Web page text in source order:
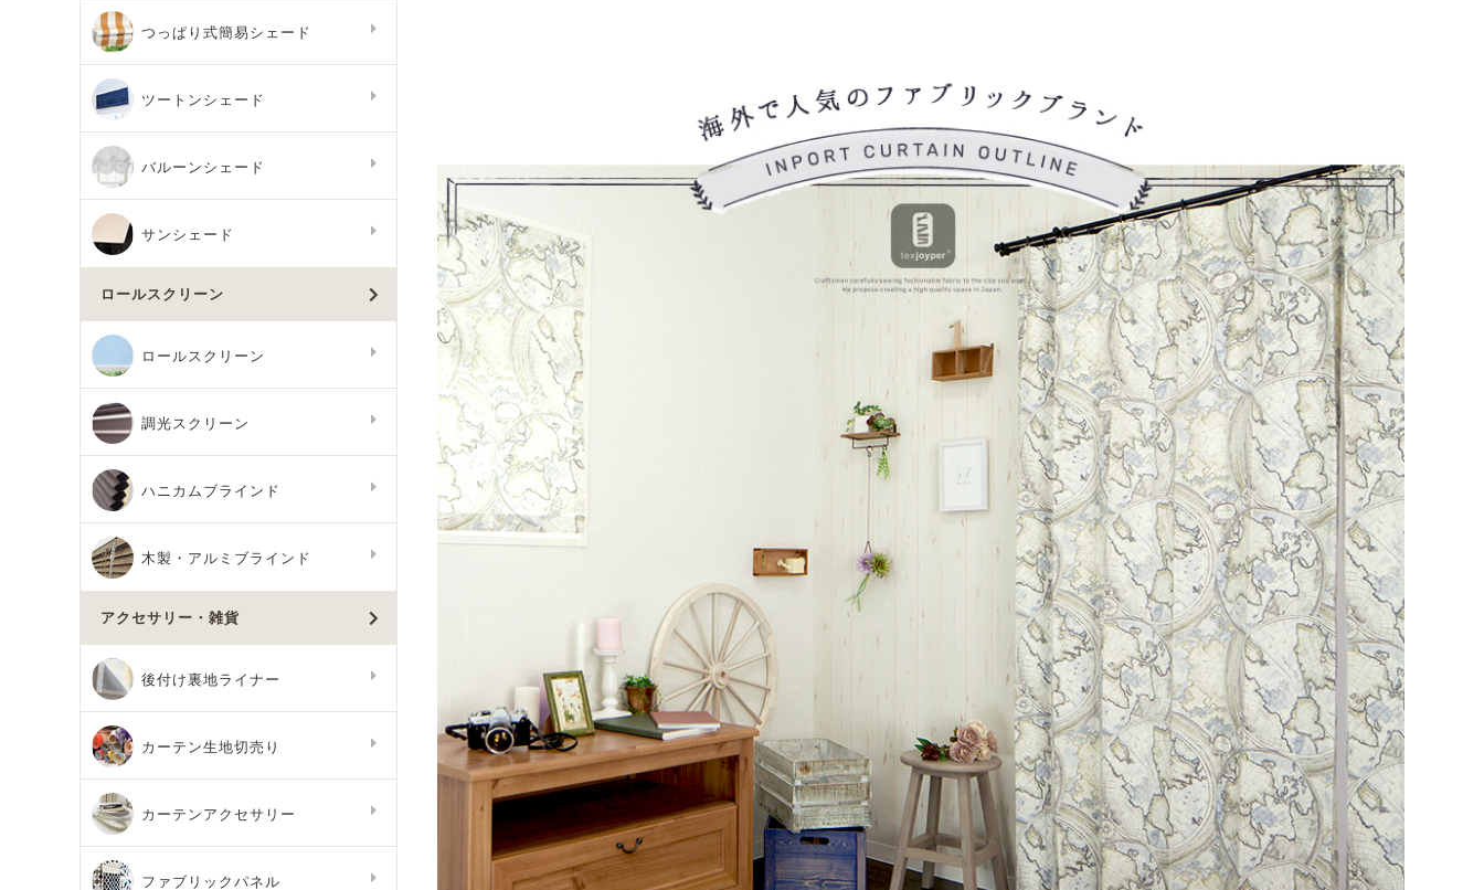
つっぱり式簡易シェード
ツートンシェード
バルーンシェード
サンシェード
ロールスクリーン
ロールスクリーン
調光スクリーン
ハニカムブラインド
木製・アルミブラインド
アクセサリー・雑貨
後付け裏地ライナー
カーテン生地切売り
カーテンアクセサリー
ファブリックパネル